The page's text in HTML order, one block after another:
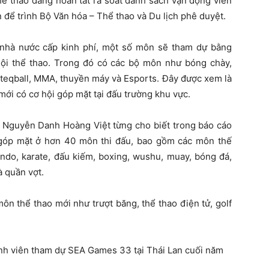
trình Bộ Văn hóa – Thể thao và Du lịch phê duyệt.
nước cấp kinh phí, một số môn sẽ tham dự bằng
thể thao. Trong đó có các bộ môn như bóng chày,
MMA, thuyền máy và Esports. Đây được xem là
có cơ hội góp mặt tại đấu trường khu vực.
Danh Hoàng Việt từng cho biết trong báo cáo
mặt ở hơn 40 môn thi đấu, bao gồm các môn thế
karate, đấu kiếm, boxing, wushu, muay, bóng đá,
quần vợt.
thể thao mới như trượt băng, thể thao điện tử, golf
viên tham dự SEA Games 33 tại Thái Lan cuối năm